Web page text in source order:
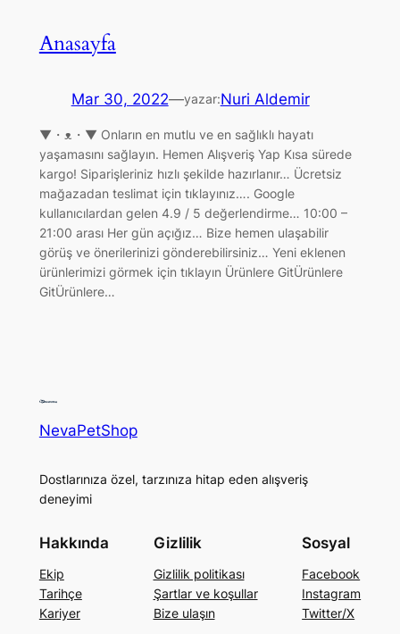
Anasayfa
Mar 30, 2022—yazar:Nuri Aldemir
▼・ᴥ・▼ Onların en mutlu ve en sağlıklı hayatı
yaşamasını sağlayın. Hemen Alışveriş Yap Kısa sürede
kargo! Siparişleriniz hızlı şekilde hazırlanır… Ücretsiz
mağazadan teslimat için tıklayınız…. Google
kullanıcılardan gelen 4.9 / 5 değerlendirme… 10:00 –
21:00 arası Her gün açığız… Bize hemen ulaşabilir
görüş ve önerilerinizi gönderebilirsiniz… Yeni eklenen
ürünlerimizi görmek için tıklayın Ürünlere GitÜrünlere
GitÜrünlere…
NevaPetShop
Dostlarınıza özel, tarzınıza hitap eden alışveriş
deneyimi
Hakkında
Ekip
Tarihçe
Kariyer
Gizlilik
Gizlilik politikası
Şartlar ve koşullar
Bize ulaşın
Sosyal
Facebook
Instagram
Twitter/X